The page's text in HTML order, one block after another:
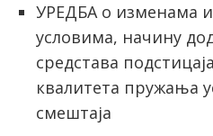
УРЕДБА o изменама
условима, начину
средстава
квалитета пружања
смештаја